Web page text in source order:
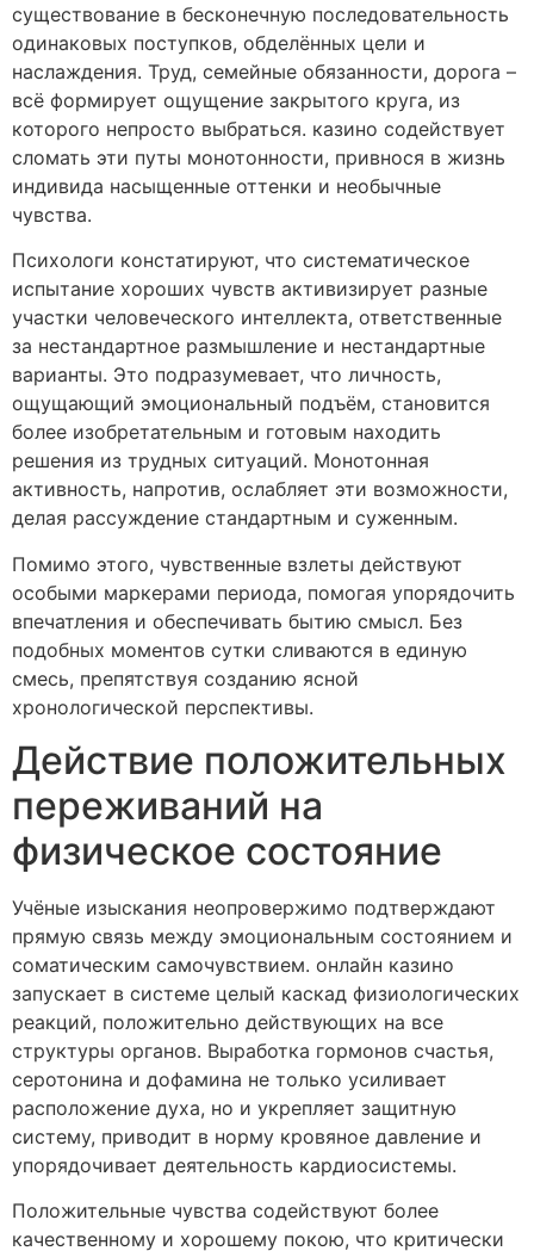
существование в бесконечную последовательность
одинаковых поступков, обделённых цели и
наслаждения. Труд, семейные обязанности, дорога –
всё формирует ощущение закрытого круга, из
которого непросто выбраться. казино содействует
сломать эти путы монотонности, привнося в жизнь
индивида насыщенные оттенки и необычные
чувства.
Психологи констатируют, что систематическое
испытание хороших чувств активизирует разные
участки человеческого интеллекта, ответственные
за нестандартное размышление и нестандартные
варианты. Это подразумевает, что личность,
ощущающий эмоциональный подъём, становится
более изобретательным и готовым находить
решения из трудных ситуаций. Монотонная
активность, напротив, ослабляет эти возможности,
делая рассуждение стандартным и суженным.
Помимо этого, чувственные взлеты действуют
особыми маркерами периода, помогая упорядочить
впечатления и обеспечивать бытию смысл. Без
подобных моментов сутки сливаются в единую
смесь, препятствуя созданию ясной
хронологической перспективы.
Действие положительных
переживаний на
физическое состояние
Учёные изыскания неопровержимо подтверждают
прямую связь между эмоциональным состоянием и
соматическим самочувствием. онлайн казино
запускает в системе целый каскад физиологических
реакций, положительно действующих на все
структуры органов. Выработка гормонов счастья,
серотонина и дофамина не только усиливает
расположение духа, но и укрепляет защитную
систему, приводит в норму кровяное давление и
упорядочивает деятельность кардиосистемы.
Положительные чувства содействуют более
качественному и хорошему покою, что критически